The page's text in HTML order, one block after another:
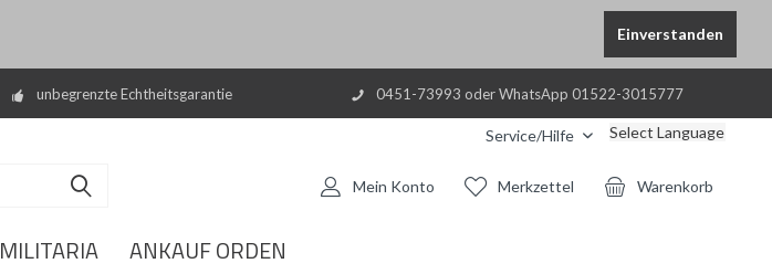
Einverstanden
unbegrenzte Echtheitsgarantie 0451-73993 oder WhatsApp 01522-3015777
Service/Hilfe Select Language
Warenkorb
Merkzettel
Mein Konto
MILITARIA ANKAUF ORDEN